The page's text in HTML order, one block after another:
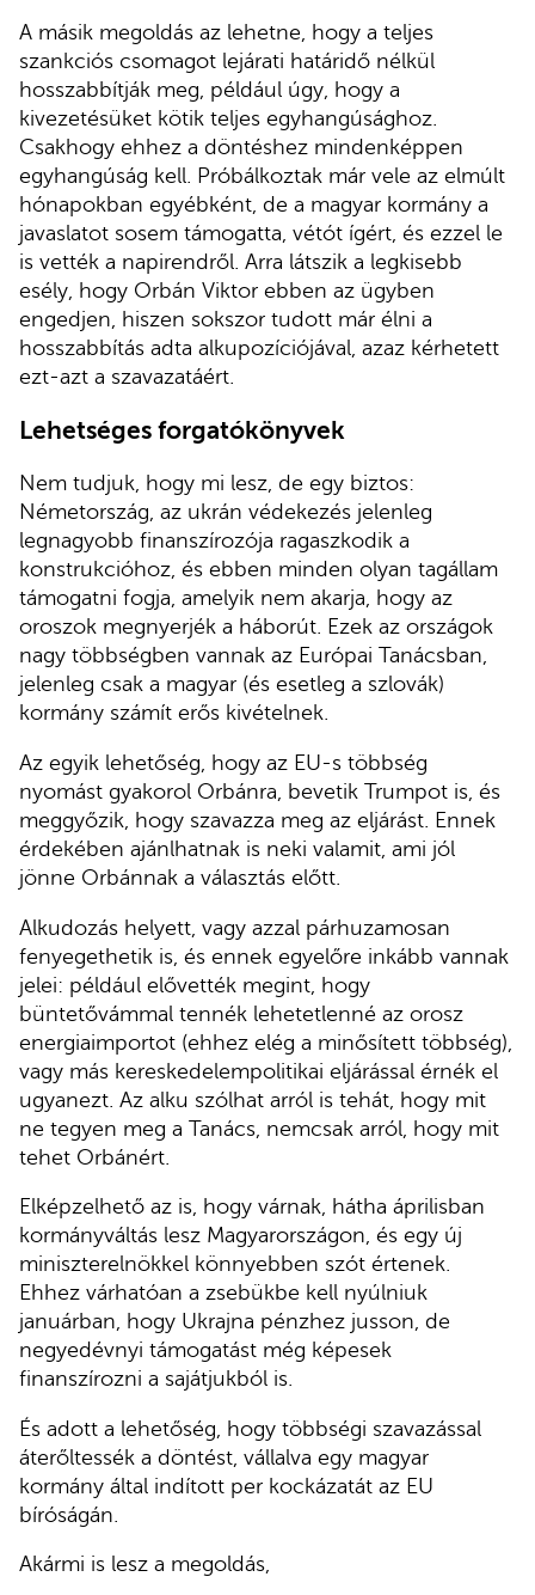
A másik megoldás az lehetne, hogy a teljes
szankciós csomagot lejárati határidő nélkül
hosszabbítják meg, például úgy, hogy a
kivezetésüket kötik teljes egyhangúsághoz.
Csakhogy ehhez a döntéshez mindenképpen
egyhangúság kell. Próbálkoztak már vele az elmúlt
hónapokban egyébként, de a magyar kormány a
javaslatot sosem támogatta, vétót ígért, és ezzel le
is vették a napirendről. Arra látszik a legkisebb
esély, hogy Orbán Viktor ebben az ügyben
engedjen, hiszen sokszor tudott már élni a
hosszabbítás adta alkupozíciójával, azaz kérhetett
ezt-azt a szavazatáért.
Lehetséges forgatókönyvek
Nem tudjuk, hogy mi lesz, de egy biztos:
Németország, az ukrán védekezés jelenleg
legnagyobb finanszírozója ragaszkodik a
konstrukcióhoz, és ebben minden olyan tagállam
támogatni fogja, amelyik nem akarja, hogy az
oroszok megnyerjék a háborút. Ezek az országok
nagy többségben vannak az Európai Tanácsban,
jelenleg csak a magyar (és esetleg a szlovák)
kormány számít erős kivételnek.
Az egyik lehetőség, hogy az EU-s többség
nyomást gyakorol Orbánra, bevetik Trumpot is, és
meggyőzik, hogy szavazza meg az eljárást. Ennek
érdekében ajánlhatnak is neki valamit, ami jól
jönne Orbánnak a választás előtt.
Alkudozás helyett, vagy azzal párhuzamosan
fenyegethetik is, és ennek egyelőre inkább vannak
jelei: például elővették megint, hogy
büntetővámmal tennék lehetetlenné az orosz
energiaimportot (ehhez elég a minősített többség),
vagy más kereskedelempolitikai eljárással érnék el
ugyanezt. Az alku szólhat arról is tehát, hogy mit
ne tegyen meg a Tanács, nemcsak arról, hogy mit
tehet Orbánért.
Elképzelhető az is, hogy várnak, hátha áprilisban
kormányváltás lesz Magyarországon, és egy új
miniszterelnökkel könnyebben szót értenek.
Ehhez várhatóan a zsebükbe kell nyúlniuk
januárban, hogy Ukrajna pénzhez jusson, de
negyedévnyi támogatást még képesek
finanszírozni a sajátjukból is.
És adott a lehetőség, hogy többségi szavazással
áterőltessék a döntést, vállalva egy magyar
kormány által indított per kockázatát az EU
bíróságán.
Akármi is lesz a megoldás,